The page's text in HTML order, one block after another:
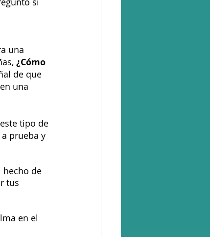
una
¿Cómo
de que
una
tipo de
prueba y
hecho de
tus
en el